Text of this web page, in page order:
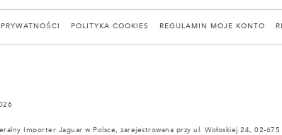
POLITYKA COOKIES REGULAMIN MOJE KONTO
Importer Jaguar w Polsce, zarejestrowana przy ul. Wołoskiej 24, 02-675